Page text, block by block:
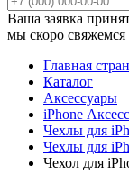
Ваша заявка
мы скоро
Главная
Каталог
Аксессуары
iPhone
Чехлы для
Чехлы для
Чехол для